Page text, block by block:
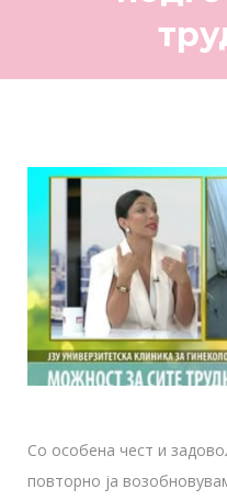
Со особена чест и
повторно ја